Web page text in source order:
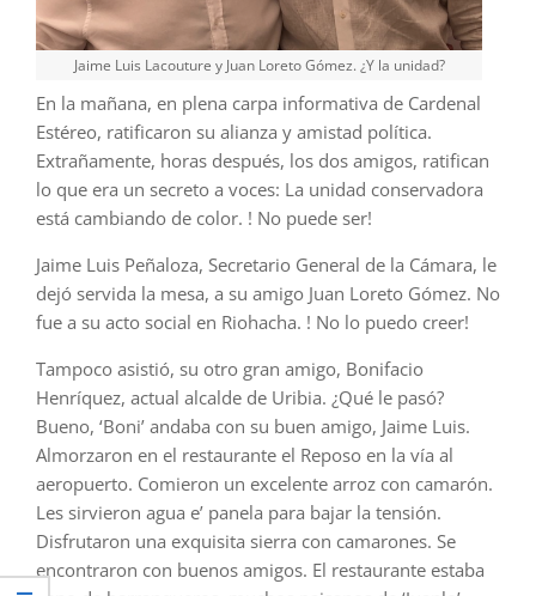
Jaime Luis Lacouture y Juan Loreto Gómez. ¿Y la unidad?
En la mañana, en plena carpa informativa de Cardenal
Estéreo, ratificaron su alianza y amistad política.
Extrañamente, horas después, los dos amigos, ratifican
lo que era un secreto a voces: La unidad conservadora
está cambiando de color. ! No puede ser!
Jaime Luis Peñaloza, Secretario General de la Cámara, le
dejó servida la mesa, a su amigo Juan Loreto Gómez. No
fue a su acto social en Riohacha. ! No lo puedo creer!
Tampoco asistió, su otro gran amigo, Bonifacio
Henríquez, actual alcalde de Uribia. ¿Qué le pasó?
Bueno, ‘Boni’ andaba con su buen amigo, Jaime Luis.
Almorzaron en el restaurante el Reposo en la vía al
aeropuerto. Comieron un excelente arroz con camarón.
Les sirvieron agua e’ panela para bajar la tensión.
Disfrutaron una exquisita sierra con camarones. Se
encontraron con buenos amigos. El restaurante estaba